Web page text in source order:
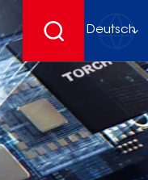
Deutsch
English
français